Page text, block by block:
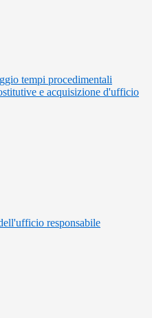
tempi procedimentali
e acquisizione d'ufficio
responsabile